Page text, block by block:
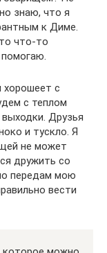
знаю, что я
к Диме.
что-то
помогаю.
хорошеет с
с теплом
Друзья
и тускло. Я
не может
дружить со
передам мою
вести